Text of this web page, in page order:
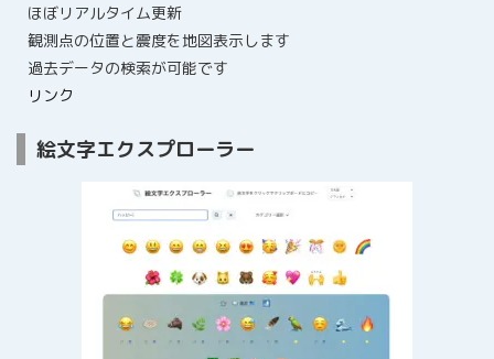
ほぼリアルタイム更新
観測点の位置と震度を地図表示します
過去データの検索が可能です
リンク
絵文字エクスプローラー